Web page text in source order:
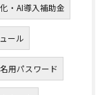
・AI導入補助金
ール
用パスワード